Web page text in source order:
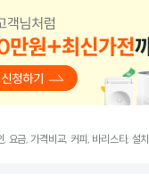
요금, 가격비교, 커피, 바리스타, 설치